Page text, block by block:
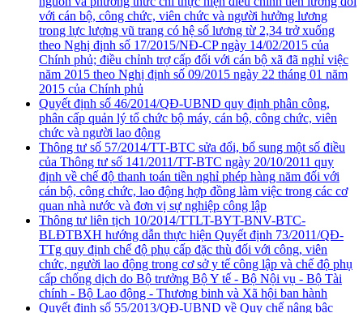
với cán bộ, công chức, viên chức và người hưởng lương
trong lực lượng vũ trang có hệ số lương từ 2,34 trở xuống
theo Nghị định số 17/2015/NĐ-CP ngày 14/02/2015 của
Chính phủ; điều chỉnh trợ cấp đối với cán bộ xã đã nghỉ việc
năm 2015 theo Nghị định số 09/2015 ngày 22 tháng 01 năm
2015 của Chính phủ
Quyết định số 46/2014/QĐ-UBND quy định phân công,
phân cấp quản lý tổ chức bộ máy, cán bộ, công chức, viên
chức và người lao động
Thông tư số 57/2014/TT-BTC sửa đổi, bổ sung một số điều
của Thông tư số 141/2011/TT-BTC ngày 20/10/2011 quy
định về chế độ thanh toán tiền nghỉ phép hàng năm đối với
cán bộ, công chức, lao động hợp đồng làm việc trong các cơ
quan nhà nước và đơn vị sự nghiệp công lập
Thông tư liên tịch 10/2014/TTLT-BYT-BNV-BTC-
BLĐTBXH hướng dẫn thực hiện Quyết định 73/2011/QĐ-
TTg quy định chế độ phụ cấp đặc thù đối với công, viên
chức, người lao động trong cơ sở y tế công lập và chế độ phụ
cấp chống dịch do Bộ trưởng Bộ Y tế - Bộ Nội vụ - Bộ Tài
chính - Bộ Lao động - Thương binh và Xã hội ban hành
Quyết định số 55/2013/QĐ-UBND về Quy chế nâng bậc